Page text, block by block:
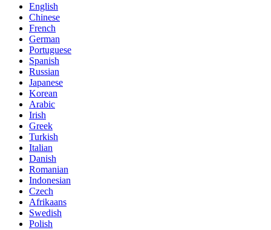
English
Chinese
French
German
Portuguese
Spanish
Russian
Japanese
Korean
Arabic
Irish
Greek
Turkish
Italian
Danish
Romanian
Indonesian
Czech
Afrikaans
Swedish
Polish